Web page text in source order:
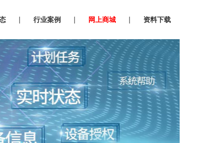
| 行业案例 | 网上商城 | 资料下载